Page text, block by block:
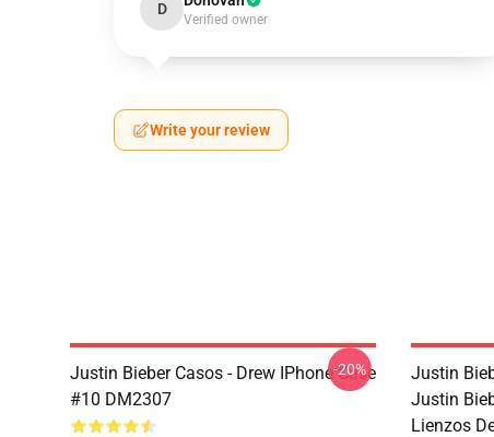
D
Verified owner
Write your review
Justin Bieber Casos - Drew IPhone Case
#10 DM2307
-20%
Justin
Justin
Lienzos